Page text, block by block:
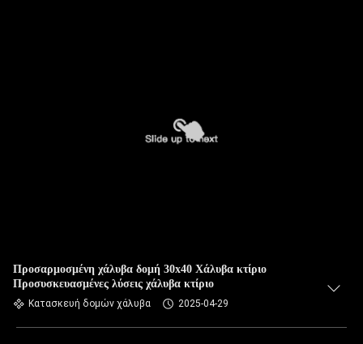
Προσαρμοσμένη χάλυβα δομή 30x40 Χάλυβα κτίριο
Προσυσκευασμένες λύσεις χάλυβα κτίριο
Κατασκευή δομών χάλυβα 2025-04-29